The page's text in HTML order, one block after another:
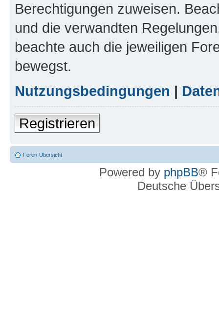
Berechtigungen zuweisen.
und die verwandten
beachte auch die jeweiligen
bewegst.
Nutzungsbedingungen |
Registrieren
Foren-Übersicht
Powered by phpBB®
Deutsche